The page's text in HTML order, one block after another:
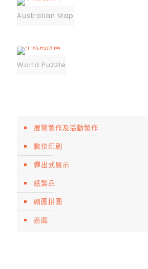
Australian Map
World Puzzle
展覽製作及活動製作
數位印刷
彈出式展示
紙製品
砌圖拼圖
遊戲